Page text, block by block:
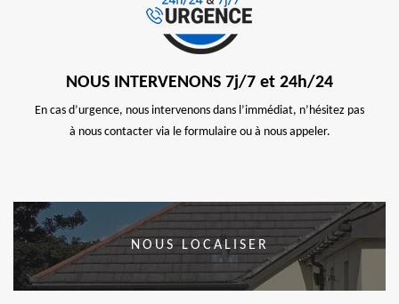
NOUS INTERVENONS 7j/7 et 24h/24
En cas d’urgence, nous intervenons dans l’immédiat, n’hésitez pas
à nous contacter via le formulaire ou à nous appeler.
NOUS LOCALISER